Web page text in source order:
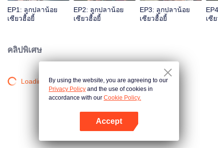
ตัดรอนสายสัมพันธ์ของพวกเขาพี่น้องก็ได้เริ่มเปิดฉาก...
EP1: ลูกปลาน้อย
เซียวฮื้อยี้
EP2: ลูกปลาน้อย
เซียวฮื้อยี้
EP3: ลูกปลาน้อย
เซียวฮื้อยี้
เซี
คลิปพิเศษ
Loading…By using the website, you are agreeing to our
Privacy Policy and the use of cookies in
accordance with our Cookie Policy.
Accept